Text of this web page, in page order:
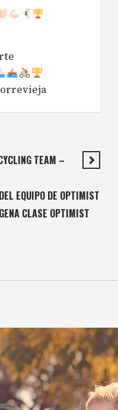
TEAM –
EQUIPO DE OPTIMIST
CLASE OPTIMIST